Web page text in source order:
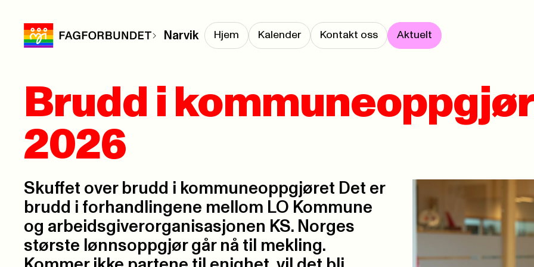
Narvik Hjem Kalender Kontakt oss Aktuelt
Brudd i
2026
Skuffet over brudd i kommuneoppgjøret Det er
brudd i forhandlingene mellom LO Kommune
og arbeidsgiverorganisasjonen KS. Norges
største lønnsoppgjør går nå til mekling.